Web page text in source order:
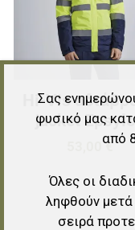
Hi-Vis
jacket
53,00 €
Σας
φυσικό μας
από
Όλες οι
ληφθούν μετά
σειρά